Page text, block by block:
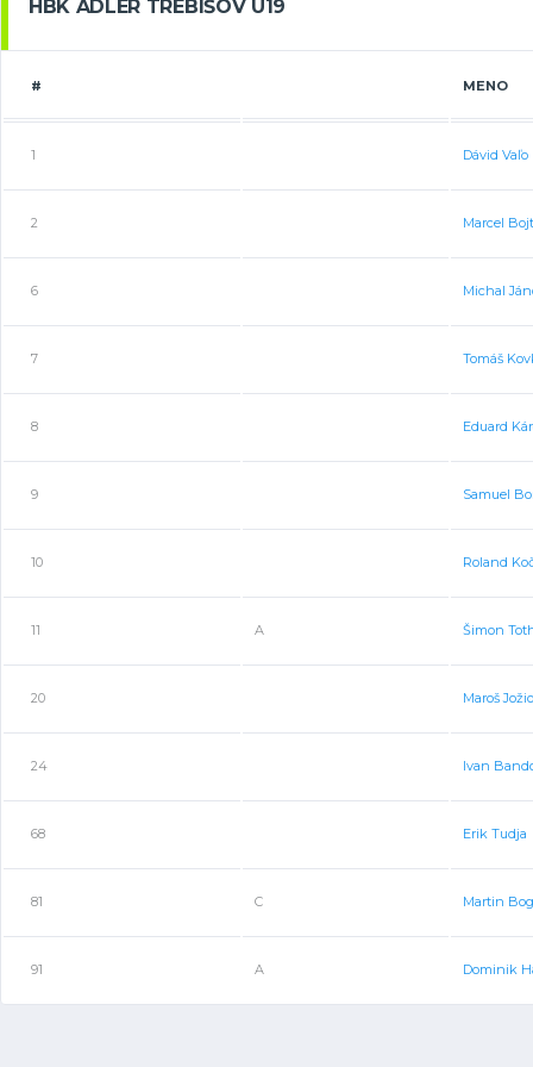
HBK ADLER TREBIŠOV U19
# MENO
1 Dávid Vaľo
2 Marcel
6 Michal
7 Tomáš
8 Eduard
9 Samuel
10 Roland
11 A Šimon
20 Maroš
24 Ivan
68 Erik Tudja
81 C Martin
91 A Dominik